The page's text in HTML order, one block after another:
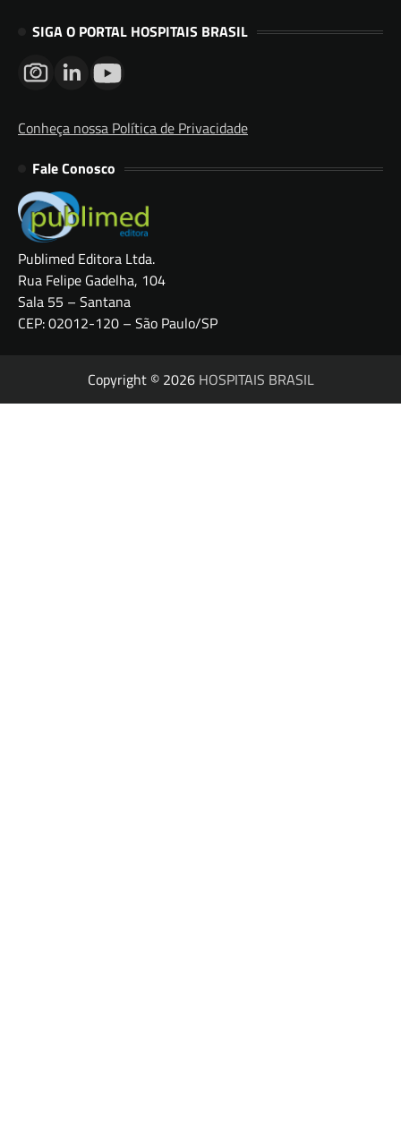
SIGA O PORTAL HOSPITAIS BRASIL
Conheça nossa Política de Privacidade
Fale Conosco
Publimed Editora Ltda.
Rua Felipe Gadelha, 104
Sala 55 – Santana
CEP: 02012-120 – São Paulo/SP
Copyright © 2026 HOSPITAIS BRASIL